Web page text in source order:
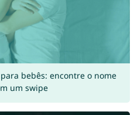
bebês: encontre o nome
um swipe